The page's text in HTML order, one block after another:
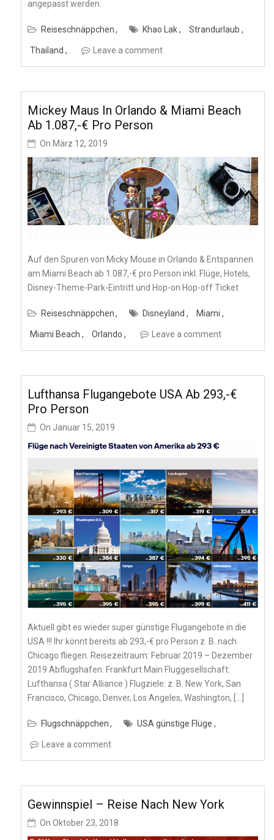
angepasst werden.
Reiseschnäppchen Khao Lak Strandurlaub
Thailand Leave a comment
Mickey Maus In Orlando & Miami Beach
Ab 1.087,-€ Pro Person
On März 12, 2019
Auf den Spuren von Micky Mouse in Orlando & Entspannen
am Miami Beach ab 1.087,-€ pro Person inkl. Flüge, Hotels,
Disney-Theme-Park-Eintritt und Hop-on Hop-off Ticket
Reiseschnäppchen Disneyland Miami
Miami Beach Orlando Leave a comment
Lufthansa Flugangebote USA Ab 293,-€
Pro Person
On Januar 15, 2019
Aktuell gibt es wieder super günstige Flugangebote in die
USA !!! Ihr könnt bereits ab 293,-€ pro Person z. B. nach
Chicago fliegen. Reisezeitraum: Februar 2019 – Dezember
2019 Abflugshafen: Frankfurt Main Fluggesellschaft:
Lufthansa ( Star Alliance ) Flugziele: z. B. New York, San
Francisco, Chicago, Denver, Los Angeles, Washington, […]
Flugschnäppchen USA günstige Flüge
Leave a comment
Gewinnspiel – Reise Nach New York
On Oktober 23, 2018